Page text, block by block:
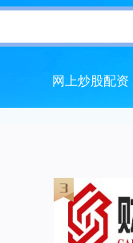
网上炒股配资